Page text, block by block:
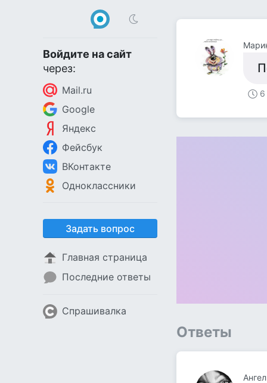
Войдите на сайт
через:
Mail.ru
Google
Яндекс
Фейсбук
ВКонтакте
Одноклассники
Задать вопрос
Главная страница
Последние ответы
Спрашивалка
6
Ответы
Ангел